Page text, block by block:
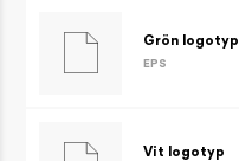
Grön logotyp
EPS
Vit logotyp